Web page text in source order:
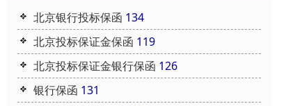
北京银行投标保函 134
北京投标保证金保函 119
北京投标保证金银行保函 126
银行保函 131